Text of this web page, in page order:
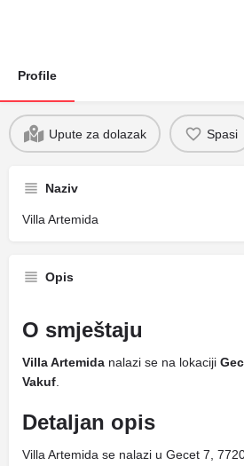
Profile
Upute za dolazak Spasi
Naziv
Villa Artemida
Opis
O smještaju
Villa Artemida nalazi se na lokaciji
Vakuf
Detaljan opis
Villa Artemida se nalazi u Gecet 7,